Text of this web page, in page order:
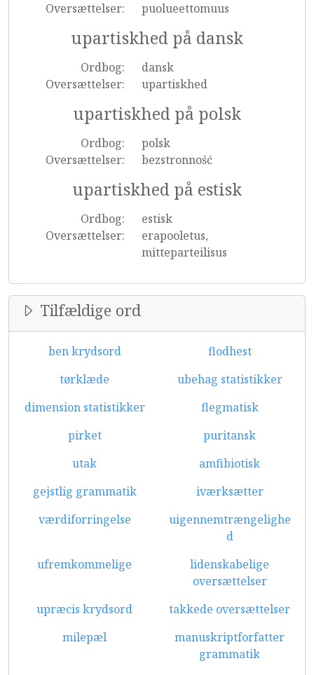
Oversættelser:
puolueettomuus
upartiskhed på dansk
Ordbog:
dansk
Oversættelser:
upartiskhed
upartiskhed på polsk
Ordbog:
polsk
Oversættelser:
bezstronność
upartiskhed på estisk
Ordbog:
estisk
Oversættelser:
erapooletus,
mitteparteilisus
Tilfældige ord
ben krydsord
flodhest
tørklæde
ubehag statistikker
dimension statistikker
flegmatisk
pirket
puritansk
utak
amfibiotisk
gejstlig grammatik
iværksætter
værdiforringelse
uigennemtrængelighe
d
ufremkommelige
lidenskabelige
oversættelser
upræcis krydsord
takkede oversættelser
milepæl
manuskriptforfatter
grammatik